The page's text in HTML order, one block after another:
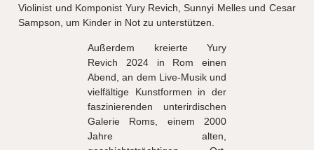
Violinist und Komponist Yury Revich, Sunnyi Melles und Cesar
Sampson, um Kinder in Not zu unterstützen.
Außerdem kreierte Yury
Revich 2024 in Rom einen
Abend, an dem Live-Musik und
vielfältige Kunstformen in der
faszinierenden unterirdischen
Galerie Roms, einem 2000
Jahre alten,